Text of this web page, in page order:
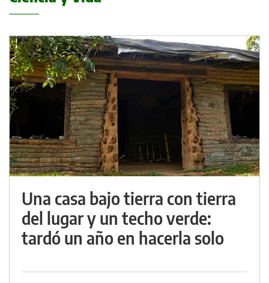
Una casa bajo tierra con tierra
del lugar y un techo verde:
tardó un año en hacerla solo